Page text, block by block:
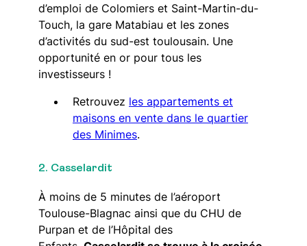
d’emploi de Colomiers et Saint-Martin-du-
Touch, la gare Matabiau et les zones
d’activités du sud-est toulousain. Une
opportunité en or pour tous les
investisseurs !
Retrouvez les appartements et
maisons en vente dans le quartier
des Minimes.
2. Casselardit
À moins de 5 minutes de l’aéroport
Toulouse-Blagnac ainsi que du CHU de
Purpan et de l’Hôpital des